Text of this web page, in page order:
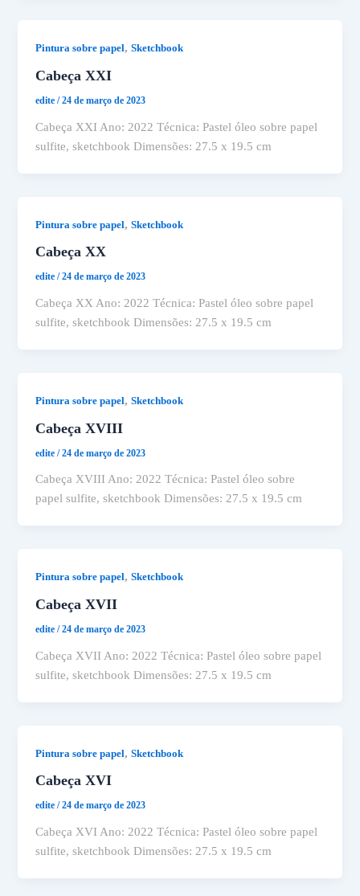
Pintura sobre papel,Sketchbook
Cabeça XXI
edite/24 de março de 2023
Cabeça XXI Ano: 2022 Técnica: Pastel óleo sobre papel
sulfite, sketchbook Dimensões: 27.5 x 19.5 cm
Pintura sobre papel,Sketchbook
Cabeça XX
edite/24 de março de 2023
Cabeça XX Ano: 2022 Técnica: Pastel óleo sobre papel
sulfite, sketchbook Dimensões: 27.5 x 19.5 cm
Pintura sobre papel,Sketchbook
Cabeça XVIII
edite/24 de março de 2023
Cabeça XVIII Ano: 2022 Técnica: Pastel óleo sobre
papel sulfite, sketchbook Dimensões: 27.5 x 19.5 cm
Pintura sobre papel,Sketchbook
Cabeça XVII
edite/24 de março de 2023
Cabeça XVII Ano: 2022 Técnica: Pastel óleo sobre papel
sulfite, sketchbook Dimensões: 27.5 x 19.5 cm
Pintura sobre papel,Sketchbook
Cabeça XVI
edite/24 de março de 2023
Cabeça XVI Ano: 2022 Técnica: Pastel óleo sobre papel
sulfite, sketchbook Dimensões: 27.5 x 19.5 cm